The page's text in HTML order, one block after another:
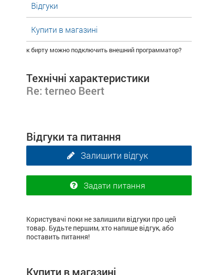
Відгуки
Купити в магазині
к бирту можно подключить внешний программатор?
Технічні характеристики
Re: terneo Beert
Відгуки та питання
Залишити відгук
Задати питання
Користувачі поки не залишили відгуки про цей
товар. Будьте першим, хто напише відгук, або
поставить питання!
Купити в магазині